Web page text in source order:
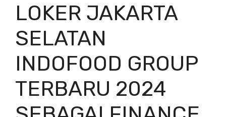
LOKER JAKARTA
SELATAN
INDOFOOD GROUP
TERBARU 2024